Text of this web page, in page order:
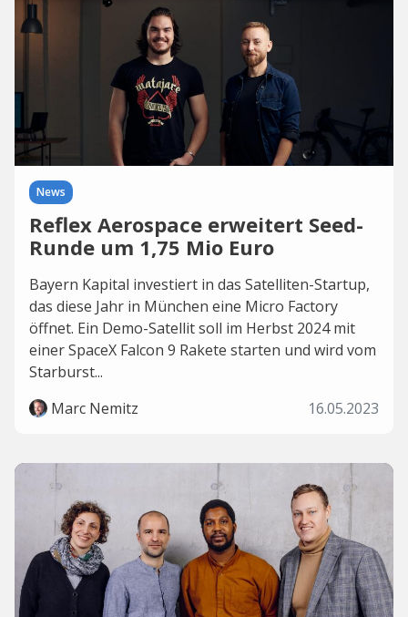
News
Reflex Aerospace erweitert Seed-
Runde um 1,75 Mio Euro
Bayern Kapital investiert in das Satelliten-Startup,
das diese Jahr in München eine Micro Factory
öffnet. Ein Demo-Satellit soll im Herbst 2024 mit
einer SpaceX Falcon 9 Rakete starten und wird vom
Starburst...
Marc Nemitz
16.05.2023